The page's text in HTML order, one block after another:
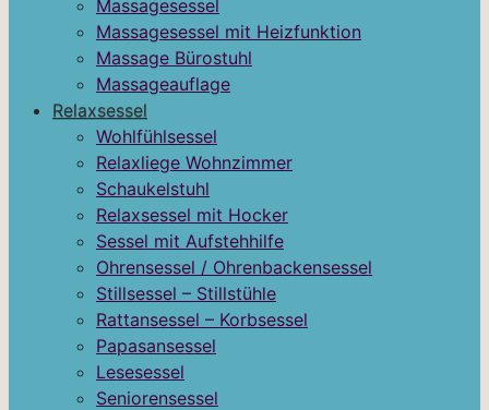
Massagesessel
Massagesessel mit Heizfunktion
Massage Bürostuhl
Massageauflage
Relaxsessel
Wohlfühlsessel
Relaxliege Wohnzimmer
Schaukelstuhl
Relaxsessel mit Hocker
Sessel mit Aufstehhilfe
Ohrensessel / Ohrenbackensessel
Stillsessel – Stillstühle
Rattansessel – Korbsessel
Papasansessel
Lesesessel
Seniorensessel